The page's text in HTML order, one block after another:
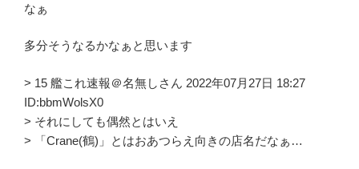
なぁ
多分そうなるかなぁと思います
> 15 艦これ速報＠名無しさん 2022年07月27日 18:27
ID:bbmWolsX0
> それにしても偶然とはいえ
> 「Crane(鶴)」とはおあつらえ向きの店名だなぁ…